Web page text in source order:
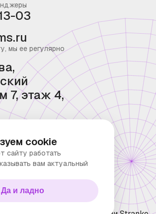
03
мы ее регулярно
7, этаж 4,
cookie
сайту работать
вам актуальный
Да и ладно